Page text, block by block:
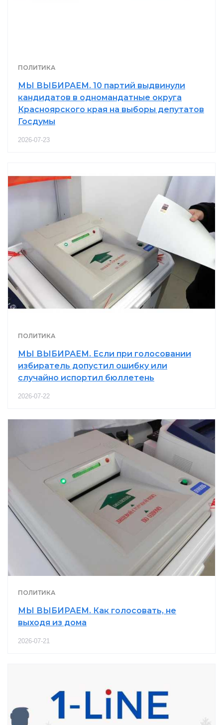
ПОЛИТИКА
МЫ ВЫБИРАЕМ. 10 партий выдвинули
кандидатов в одномандатные округа
Красноярского края на выборы депутатов
Госдумы
2026-07-23
ПОЛИТИКА
МЫ ВЫБИРАЕМ. Если при голосовании
избиратель допустил ошибку или
случайно испортил бюллетень
2026-07-22
ПОЛИТИКА
МЫ ВЫБИРАЕМ. Как голосовать, не
выходя из дома
2026-07-21